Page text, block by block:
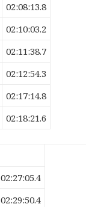
02:08:13.8
02:10:03.2
02:11:38.7
02:12:54.3
02:17:14.8
02:18:21.6
02:27:05.4
02:29:50.4